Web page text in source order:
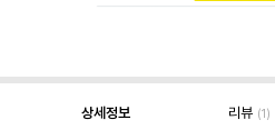
상세정보 리뷰 (1)